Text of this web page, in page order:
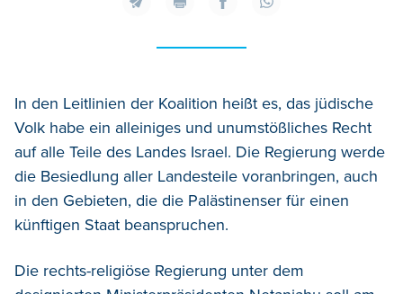
In den Leitlinien der Koalition heißt es, das jüdische
Volk habe ein alleiniges und unumstößliches Recht
auf alle Teile des Landes Israel. Die Regierung werde
die Besiedlung aller Landesteile voranbringen, auch
in den Gebieten, die die Palästinenser für einen
künftigen Staat beanspruchen.
Die rechts-religiöse Regierung unter dem